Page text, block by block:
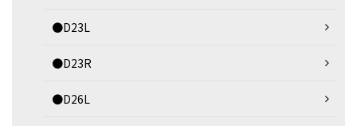
●D23L
●D23R
●D26L